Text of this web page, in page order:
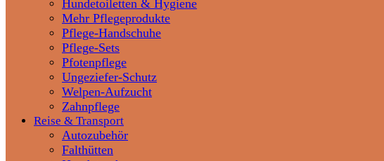
Hundetoiletten & Hygiene
Mehr Pflegeprodukte
Pflege-Handschuhe
Pflege-Sets
Pfotenpflege
Ungeziefer-Schutz
Welpen-Aufzucht
Zahnpflege
Reise & Transport
Autozubehör
Falthütten